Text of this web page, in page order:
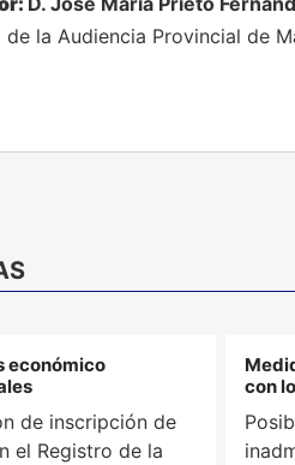
de la Audiencia Provincial de
económico
de inscripción de
el Registro de la
con